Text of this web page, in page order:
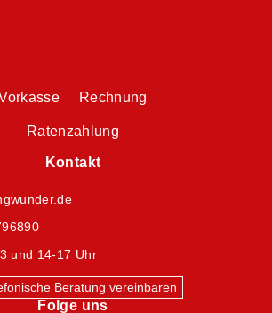
Rechnung
Ratenzahlung
Kontakt
und 14-17 Uhr
Beratung vereinbaren
Folge uns